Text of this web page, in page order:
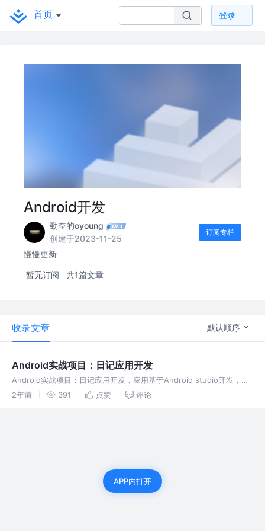
首页 登录
Android开发
勤奋的oyoung
创建于2023-11-25
订阅专栏
慢慢更新
暂无订阅 共1篇文章
收录文章 默认顺序
Android实战项目：日记应用开发
Android实战项目：日记应用开发，应用基于Android studio开发，使
用Java语言。基本功能都有。
2年前 391 点赞 评论
APP内打开